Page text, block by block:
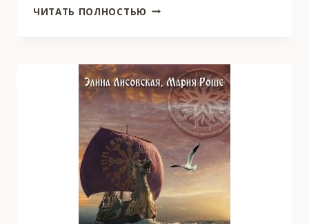
ЧИТАТЬ ПОЛНОСТЬЮ ЛУННАЯ
МУЖЕЙ